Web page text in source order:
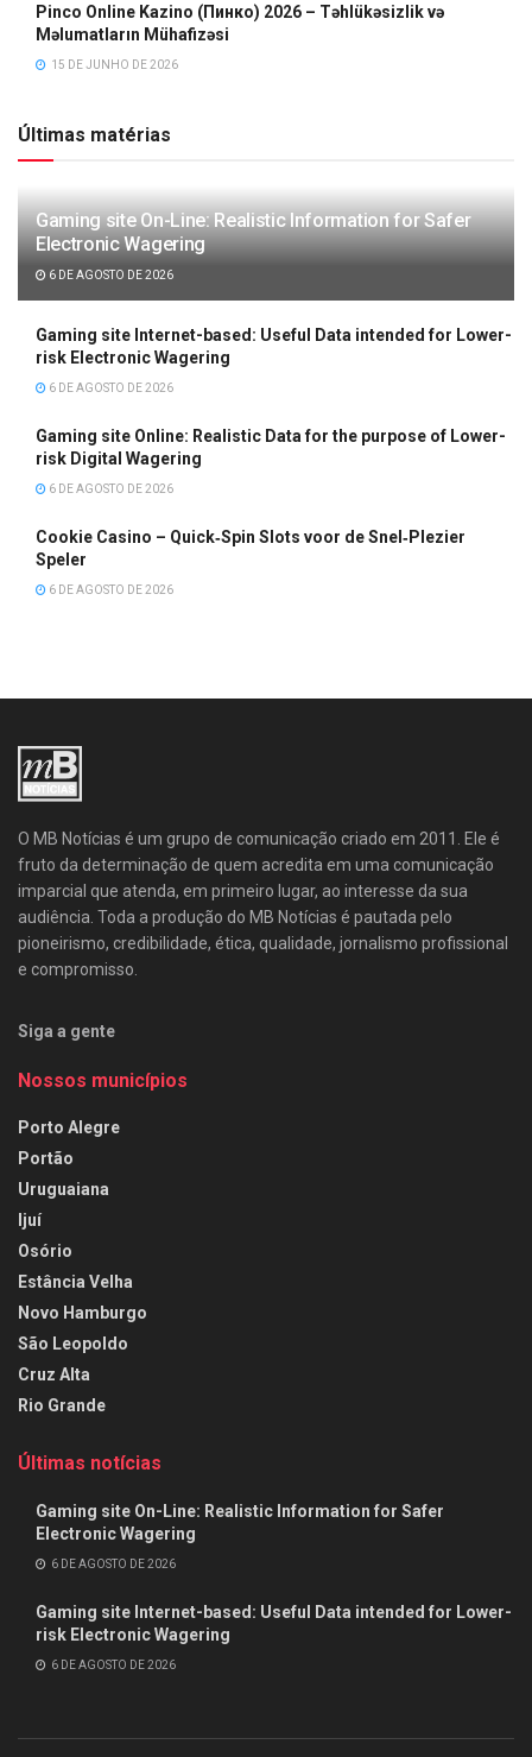
Pinco Online Kazino (Пинко) 2026 – Təhlükəsizlik və
Məlumatların Mühafizəsi
15 DE JUNHO DE 2026
Últimas matérias
Gaming site On-Line: Realistic Information for Safer
Electronic Wagering
6 DE AGOSTO DE 2026
Gaming site Internet-based: Useful Data intended for Lower-
risk Electronic Wagering
6 DE AGOSTO DE 2026
Gaming site Online: Realistic Data for the purpose of Lower-
risk Digital Wagering
6 DE AGOSTO DE 2026
Cookie Casino – Quick‑Spin Slots voor de Snel‑Plezier
Speler
6 DE AGOSTO DE 2026
O MB Notícias é um grupo de comunicação criado em 2011. Ele é
fruto da determinação de quem acredita em uma comunicação
imparcial que atenda, em primeiro lugar, ao interesse da sua
audiência. Toda a produção do MB Notícias é pautada pelo
pioneirismo, credibilidade, ética, qualidade, jornalismo profissional
e compromisso.
Siga a gente
Nossos municípios
Porto Alegre
Portão
Uruguaiana
Ijuí
Osório
Estância Velha
Novo Hamburgo
São Leopoldo
Cruz Alta
Rio Grande
Últimas notícias
Gaming site On-Line: Realistic Information for Safer
Electronic Wagering
6 DE AGOSTO DE 2026
Gaming site Internet-based: Useful Data intended for Lower-
risk Electronic Wagering
6 DE AGOSTO DE 2026